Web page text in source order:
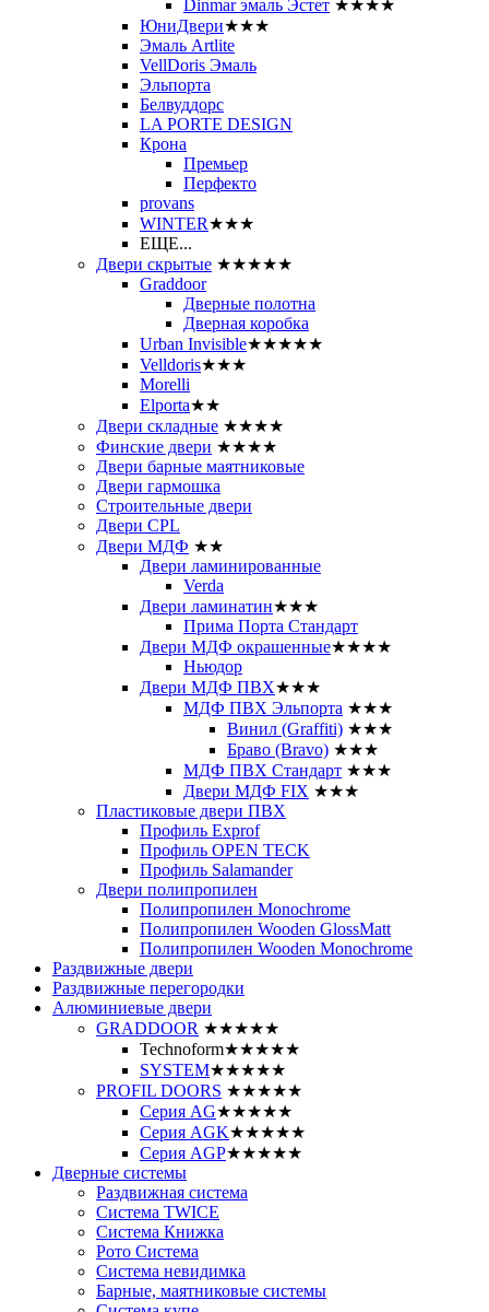
Dinmar эмаль Эстет ★★★★
ЮниДвери★★★
Эмаль Artlite
VellDoris Эмаль
Эльпорта
Белвуддорс
LA PORTE DESIGN
Крона
Премьер
Перфекто
provans
WINTER★★★
ЕЩЕ...
Двери скрытые ★★★★★
Graddoor
Дверные полотна
Дверная коробка
Urban Invisible★★★★★
Velldoris★★★
Morelli
Elporta★★
Двери складные ★★★★
Финские двери ★★★★
Двери барные маятниковые
Двери гармошка
Строительные двери
Двери CРL
Двери МДФ ★★
Двери ламинированные
Verda
Двери ламинатин★★★
Прима Порта Стандарт
Двери МДФ окрашенные★★★★
Ньюдор
Двери МДФ ПВХ★★★
МДФ ПВХ Эльпорта ★★★
Винил (Graffiti) ★★★
Браво (Bravo) ★★★
МДФ ПВХ Стандарт ★★★
Двери МДФ FIX ★★★
Пластиковые двери ПВХ
Профиль Exprof
Профиль OPEN TECK
Профиль Salamander
Двери полипропилен
Полипропилен Monochrome
Полипропилен Wooden GlossMatt
Полипропилен Wooden Monochrome
Раздвижные двери
Раздвижные перегородки
Алюминиевые двери
GRADDOOR ★★★★★
Technoform★★★★★
SYSTEM★★★★★
PROFIL DOORS ★★★★★
Серия AG★★★★★
Серия AGK★★★★★
Серия AGP★★★★★
Дверные системы
Раздвижная система
Система TWICE
Система Книжка
Рото Система
Система невидимка
Барные, маятниковые системы